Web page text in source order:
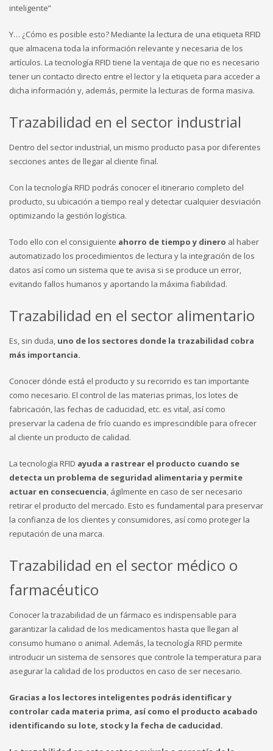
inteligente”
Y… ¿Cómo es posible esto? Mediante la lectura de una etiqueta RFID
que almacena toda la información relevante y necesaria de los
artículos. La tecnología RFID tiene la ventaja de que no es necesario
tener un contacto directo entre el lector y la etiqueta para acceder a
dicha información y, además, permite la lecturas de forma masiva.
Trazabilidad en el sector industrial
Dentro del sector industrial, un mismo producto pasa por diferentes
secciones antes de llegar al cliente final.
Con la tecnología RFID podrás conocer el itinerario completo del
producto, su ubicación a tiempo real y detectar cualquier desviación
optimizando la gestión logística.
Todo ello con el consiguiente ahorro de tiempo y dinero al haber
automatizado los procedimientos de lectura y la integración de los
datos así como un sistema que te avisa si se produce un error,
evitando fallos humanos y aportando la máxima fiabilidad.
Trazabilidad en el sector alimentario
Es, sin duda, uno de los sectores donde la trazabilidad cobra
más importancia.
Conocer dónde está el producto y su recorrido es tan importante
como necesario. El control de las materias primas, los lotes de
fabricación, las fechas de caducidad, etc. es vital, así como
preservar la cadena de frío cuando es imprescindible para ofrecer
al cliente un producto de calidad.
La tecnología RFID ayuda a rastrear el producto cuando se
detecta un problema de seguridad alimentaria y permite
actuar en consecuencia, ágilmente en caso de ser necesario
retirar el producto del mercado. Esto es fundamental para preservar
la confianza de los clientes y consumidores, así como proteger la
reputación de una marca.
Trazabilidad en el sector médico o
farmacéutico
Conocer la trazabilidad de un fármaco es indispensable para
garantizar la calidad de los medicamentos hasta que llegan al
consumo humano o animal. Además, la tecnología RFID permite
introducir un sistema de sensores que controle la temperatura para
asegurar la calidad de los productos en caso de ser necesario.
Gracias a los lectores inteligentes podrás identificar y
controlar cada materia prima, así como el producto acabado
identificando su lote, stock y la fecha de caducidad.